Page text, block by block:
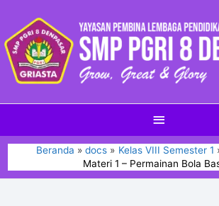
Beranda docs Kelas VIII Semester 1
Materi 1 – Permainan Bola